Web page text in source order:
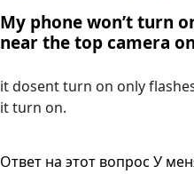
My phone won’t turn
near the top camera
it dosent turn on only
it turn on.
Ответ на этот вопрос У